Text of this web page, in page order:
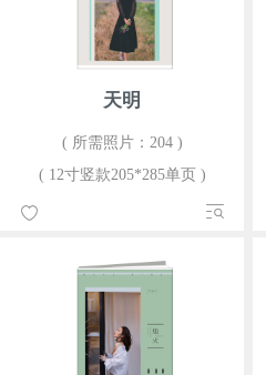
天明
( 所需照片：204 )
( 12寸竖款205*285单页 )